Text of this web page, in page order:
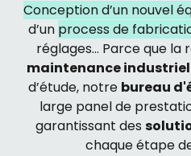
Conception d’un nouvel
d’un process de
réglages… Parce que la
maintenance
d’étude, notre bureau
large panel de
garantissant des
chaque étape